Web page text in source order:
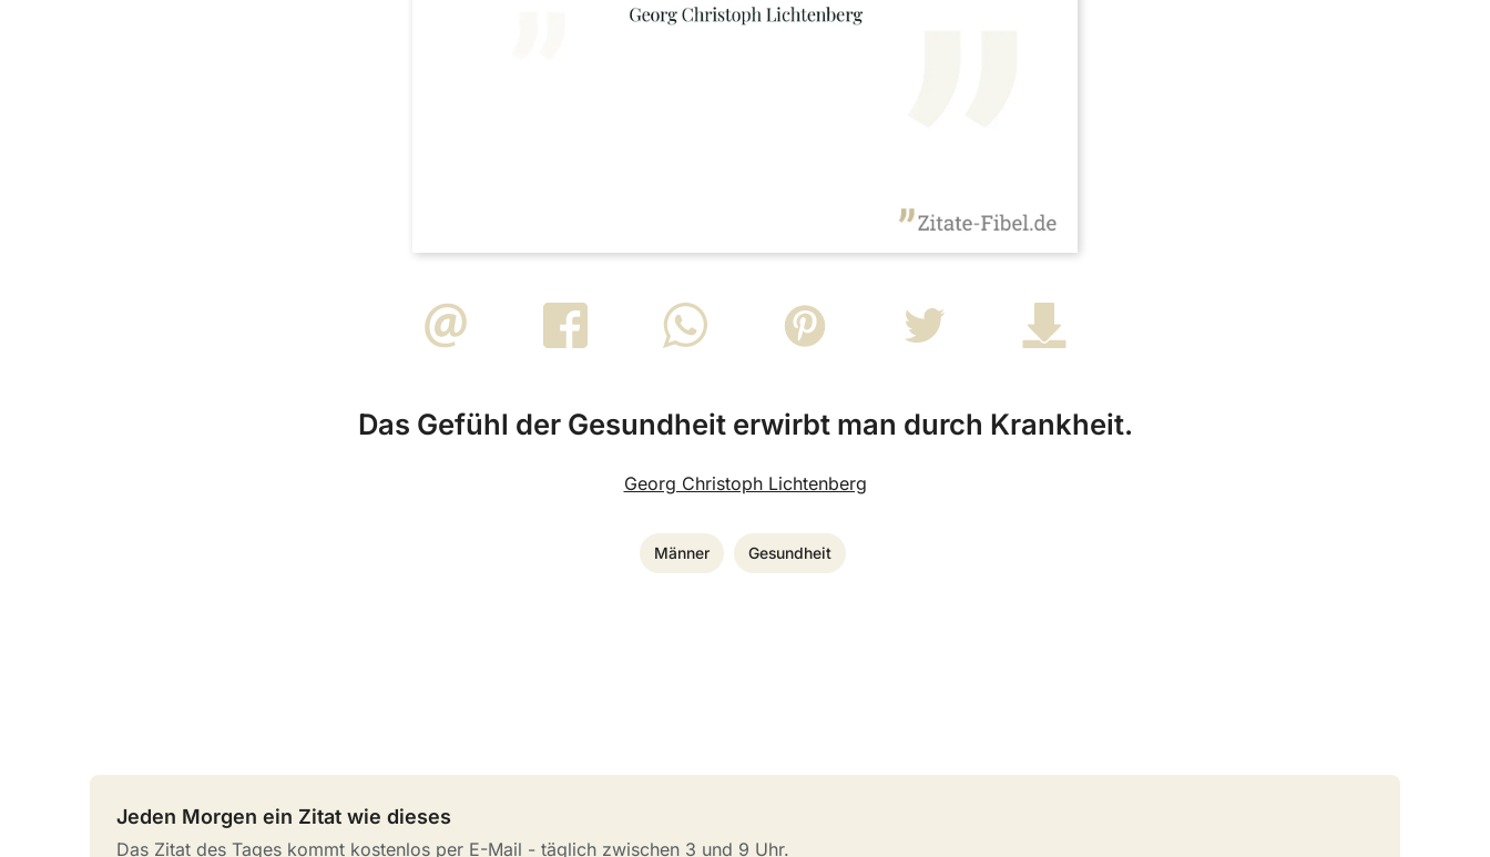
Das Gefühl der Gesundheit erwirbt man durch Krankheit.
Georg Christoph Lichtenberg
Männer Gesundheit
Jeden Morgen ein Zitat wie dieses
Das Zitat des Tages kommt kostenlos per E-Mail - täglich zwischen 3 und 9 Uhr.